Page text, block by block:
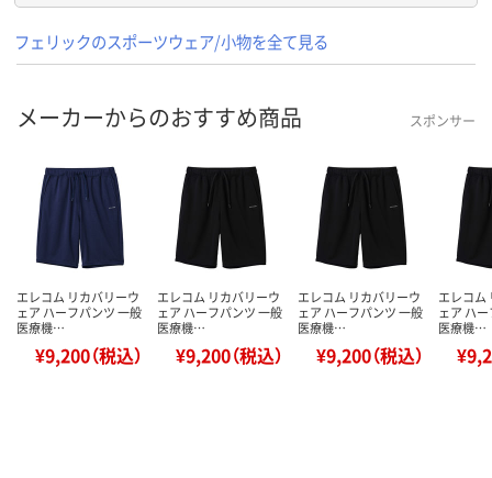
フェリックのスポーツウェア/小物を全て見る
メーカーからのおすすめ商品 スポンサー
エレコム リカバリーウ
ェア ハーフパンツ 一般
医療機…
¥9,200（税込）
エレコム リカバリーウ
ェア ハーフパンツ 一般
医療機…
¥9,200（税込）
エレコム リカバリーウ
ェア ハーフパンツ 一般
医療機…
¥9,200（税込）
エレコム
ェア ハ
医療機…